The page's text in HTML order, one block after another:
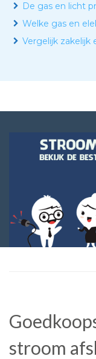
De gas en licht
Welke gas en
Vergelijk zakelijk
stroom